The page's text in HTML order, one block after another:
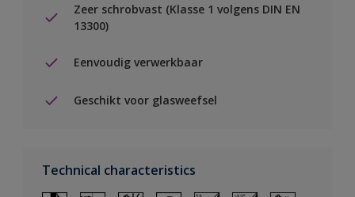
Zeer schrobvast (Klasse 1 volgens DIN EN
13300)
Eenvoudig verwerkbaar
Geschikt voor glasweefsel
Technical characteristics